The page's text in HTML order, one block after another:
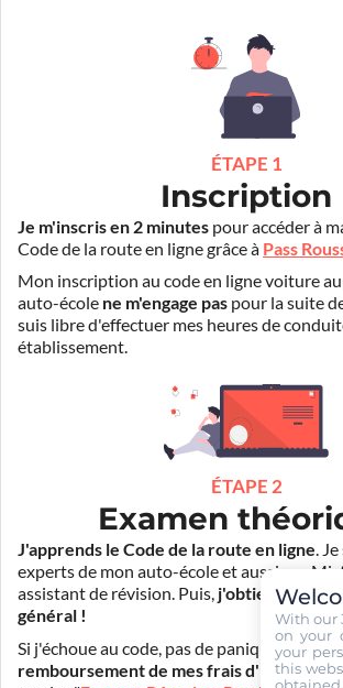
ÉTAPE 1
Inscription
Je m'inscris en 2 minutes pour accéder à
Code de la route en ligne grâce à Pass
Mon inscription au code en ligne voiture
auto-école ne m'engage pas pour la suite
suis libre d'effectuer mes heures de
établissement.
ÉTAPE 2
Examen
J'apprends le Code de la route en ligne.
experts de mon auto-école et aussi par
assistant de révision. Puis, j'obtiens
général !
Si j'échoue au code, pas de panique ! Je
remboursement de mes frais d'inscription
With our
on your
your
this
obtained